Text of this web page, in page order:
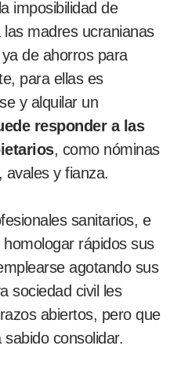
imposibilidad de
madres ucranianas
de ahorros para
para ellas es
y alquilar un
responder a las
, como nóminas
avales y fianza.
sanitarios, e
rápidos sus
agotando sus
sociedad civil les
abiertos, pero que
consolidar.